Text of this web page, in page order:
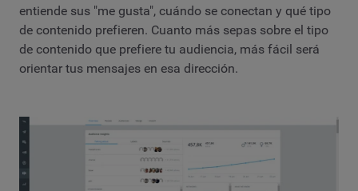
entiende sus "me gusta", cuándo se conectan y qué tipo
de contenido prefieren. Cuanto más sepas sobre el tipo
de contenido que prefiere tu audiencia, más fácil será
orientar tus mensajes en esa dirección.